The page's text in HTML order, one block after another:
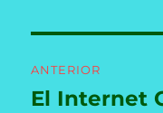
de
ANTERIOR
Entrada
El Internet